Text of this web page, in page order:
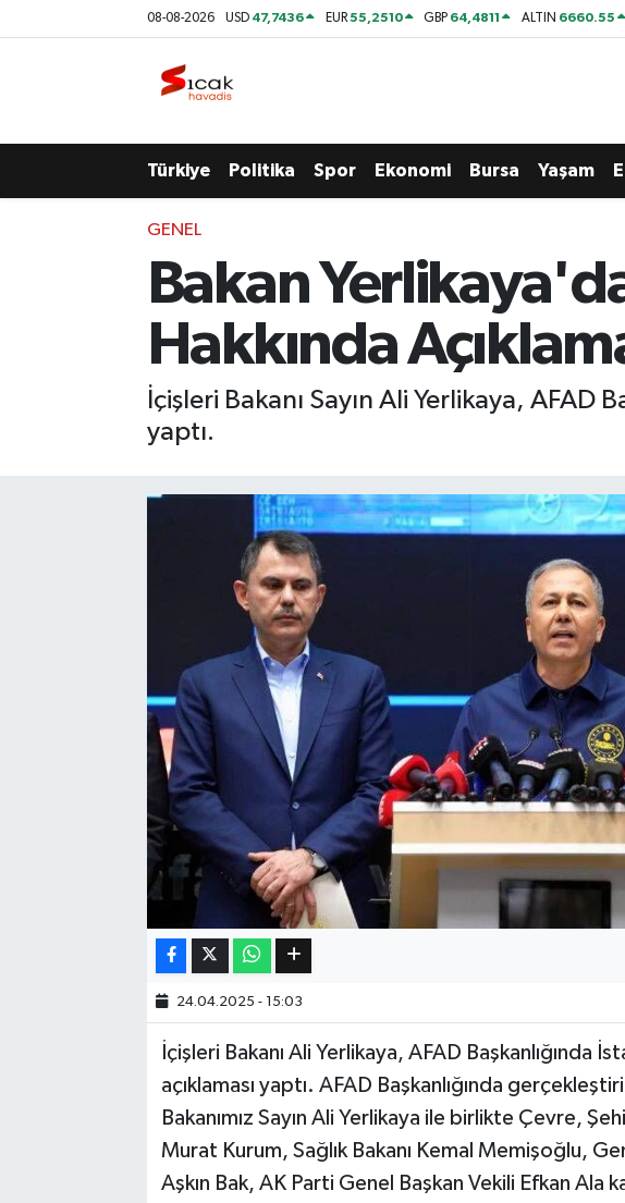
08-08-2026 USD 47,7436 EUR55,2510 GBP 64,4811 ALTIN 6660.55
Türkiye Politika Spor Ekonomi Bursa Yaşam
GENEL
Bakan
Hakkında
İçişleri Bakanı Sayın Ali Yerlikaya, AFAD
yaptı.
24.04.2025 - 15:03
İçişleri Bakanı Ali Yerlikaya, AFAD Başkanlığında
açıklaması yaptı. AFAD Başkanlığında
Bakanımız Sayın Ali Yerlikaya ile birlikte Çevre,
Murat Kurum, Sağlık Bakanı Kemal Memişoğlu,
Aşkın Bak, AK Parti Genel Başkan Vekili Efkan Ala
Kültür & Sanat
Bilim, Teknoloji
Nöbetçi Eczaneler
Tüm Manşetler
Son Dakika Haberleri
Haber Arşivi